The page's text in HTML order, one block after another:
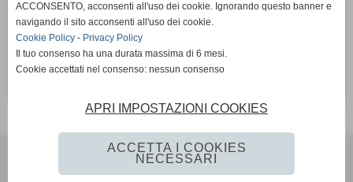
Ac Lama 80
ACCONSENTO, acconsenti all'uso dei cookie. Ignorando questo banner e
navigando il sito acconsenti all'uso dei cookie.
Cookie Policy - Privacy Policy
Il tuo consenso ha una durata massima di 6 mesi.
Cookie accettati nel consenso: nessun consenso
APRI IMPOSTAZIONI COOKIES
ACCETTA I COOKIES
NECESSARI